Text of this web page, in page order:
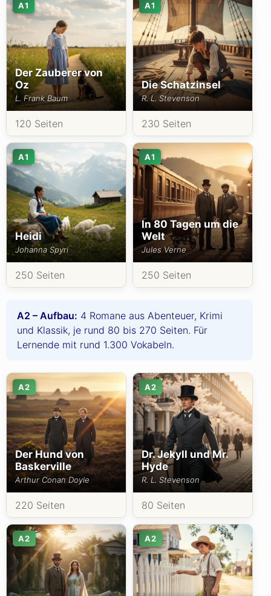
A1
Der Zauberer von
Oz
L. Frank Baum
120 Seiten
A1
Die Schatzinsel
R. L. Stevenson
230 Seiten
A1
Heidi
Johanna Spyri
250 Seiten
A1
In 80 Tagen um die
Welt
Jules Verne
250 Seiten
A2 – Aufbau: 4 Romane aus Abenteuer, Krimi
und Klassik, je rund 80 bis 270 Seiten. Für
Lernende mit rund 1.300 Vokabeln.
A2
Der Hund von
Baskerville
Arthur Conan Doyle
220 Seiten
A2
Dr. Jekyll und Mr.
Hyde
R. L. Stevenson
80 Seiten
A2 A2